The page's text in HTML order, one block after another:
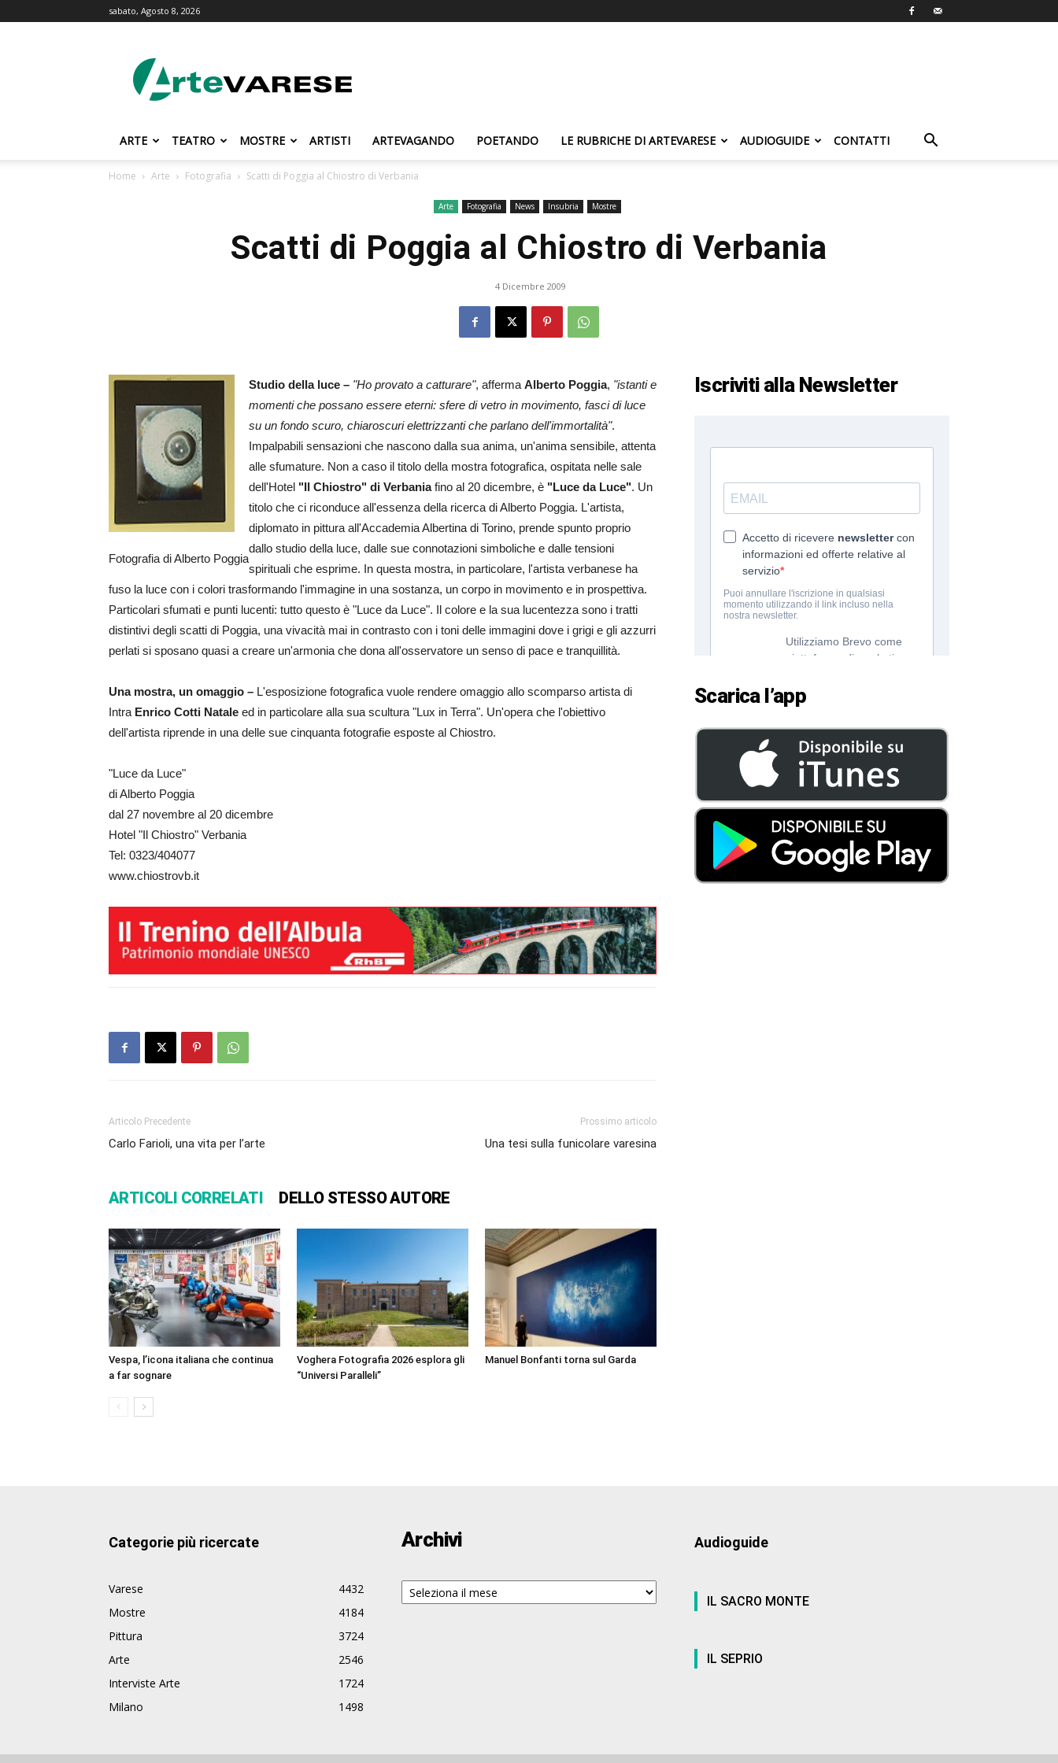
sabato, Agosto 8, 2026
ARTE TEATRO MOSTRE ARTISTI ARTEVAGANDO POETANDO LE RUBRICHE DI ARTEVARESE AUDIOGUIDE CONTATTI
Home Arte Fotografia Scatti di Poggia al Chiostro di Verbania
Arte Fotografia News Insubria Mostre
Scatti di Poggia al Chiostro di Verbania
4 Dicembre 2009
Fotografia di Alberto Poggia
Studio della luce – "Ho provato a catturare", afferma Alberto Poggia, "istanti e
momenti che possano essere eterni: sfere di vetro in movimento, fasci di luce
su un fondo scuro, chiaroscuri elettrizzanti che parlano dell'immortalità".
Impalpabili sensazioni che nascono dalla sua anima, un'anima sensibile, attenta
alle sfumature. Non a caso il titolo della mostra fotografica, ospitata nelle sale
dell'Hotel "Il Chiostro" di Verbaniafino al 20 dicembre, è "Luce da Luce". Un
titolo che ci riconduce all'essenza della ricerca di Alberto Poggia. L'artista,
diplomato in pittura all'Accademia Albertina di Torino, prende spunto proprio
dallo studio della luce, dalle sue connotazioni simboliche e dalle tensioni
spirituali che esprime. In questa mostra, in particolare, l'artista verbanese ha
fuso la luce con i colori trasformando l'immagine in una sostanza, un corpo in movimento e in prospettiva.
Particolari sfumati e punti lucenti: tutto questo è "Luce da Luce". Il colore e la sua lucentezza sono i tratti
distintivi degli scatti di Poggia, una vivacità mai in contrasto con i toni delle immagini dove i grigi e gli azzurri
perlati si sposano quasi a creare un'armonia che dona all'osservatore un senso di pace e tranquillità.
Una mostra, un omaggio – L'esposizione fotografica vuole rendere omaggio allo scomparso artista di
Intra Enrico Cotti Natale ed in particolare alla sua scultura "Lux in Terra". Un'opera che l'obiettivo
dell'artista riprende in una delle sue cinquanta fotografie esposte al Chiostro.
"Luce da Luce"
di Alberto Poggia
dal 27 novembre al 20 dicembre
Hotel "Il Chiostro" Verbania
Tel: 0323/404077
www.chiostrovb.it
Articolo Precedente
Carlo Farioli, una vita per l’arte
Prossimo articolo
Una tesi sulla funicolare varesina
ARTICOLI CORRELATI DELLO STESSO AUTORE
Vespa, l’icona italiana che continua
a far sognare
Voghera Fotografia 2026 esplora gli
“Universi Paralleli”
Manuel Bonfanti torna sul Garda
Iscriviti alla Newsletter
Scarica l’app
Categorie più ricercate
Varese
4432
Mostre
4184
Pittura
3724
Arte
2546
Interviste Arte
1724
Milano
1498
Archivi
Archivi
Audioguide
IL SACRO MONTE
IL SEPRIO